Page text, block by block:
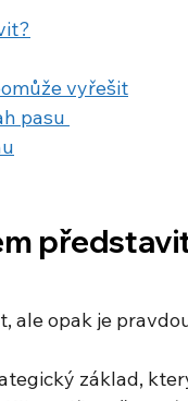
vyřešit
pasu
ale opak je
základ,